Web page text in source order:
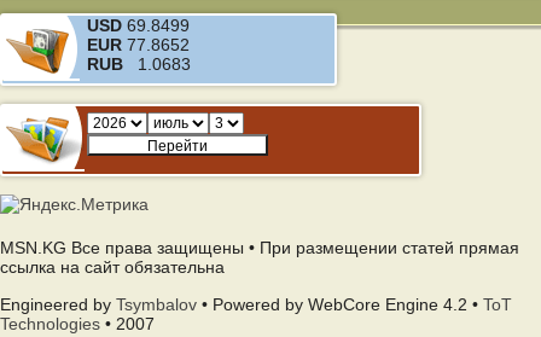
USD 69.8499
EUR 77.8652
RUB 1.0683
MSN.KG Все права защищены • При размещении статей прямая
ссылка на сайт обязательна
Engineered by Tsymbalov • Powered by WebCore Engine 4.2 • ToT
Technologies • 2007